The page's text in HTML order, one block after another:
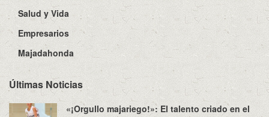
Salud y Vida
Empresarios
Majadahonda
Últimas Noticias
«¡Orgullo majariego!»: El talento criado en el